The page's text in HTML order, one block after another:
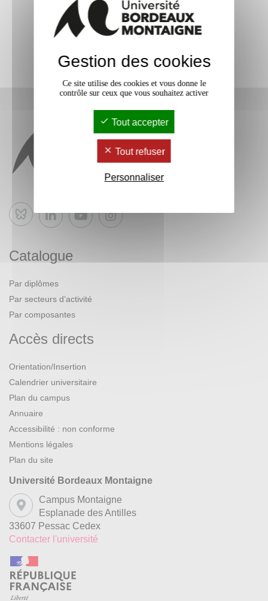
Bluesky
Catalogue
Par diplômes
Par secteurs d’activité
Par composantes
Accès directs
Orientation/Insertion
Calendrier universitaire
Plan du campus
Annuaire
Accessibilité : non conforme
Mentions légales
Plan du site
Université Bordeaux Montaigne
Campus Montaigne
Esplanade des Antilles
33607 Pessac Cedex
Contacter l'université
Gestion des cookies
Ce site utilise des cookies et vous donne le
contrôle sur ceux que vous souhaitez activer
Tout accepter
Tout refuser
Personnaliser